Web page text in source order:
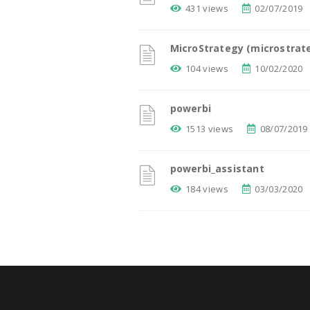
431 views 02/07/2019
MicroStrategy
104 views 10/02/2020
powerbi
1513 views 08/07/2019
powerbi_assistant
184 views 03/03/2020